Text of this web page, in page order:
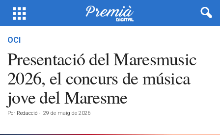
OCI
Presentació del Maresmusic
2026, el concurs de música
jove del Maresme
Por Redacció - 29 de maig de 2026